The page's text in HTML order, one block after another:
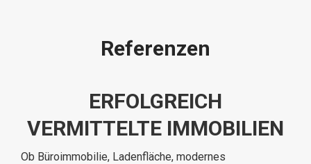
Referenzen
ERFOLGREICH
VERMITTELTE IMMOBILIEN
Ob Büroimmobilie, Ladenfläche, modernes